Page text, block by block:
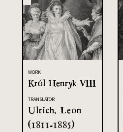
WORK
Król Henryk VIII
TRANSLATOR
Ulrich, Leon
(1811-1885)